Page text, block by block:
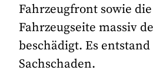
Fahrzeugfront sowie
Fahrzeugseite massiv
beschädigt. Es
Sachschaden.